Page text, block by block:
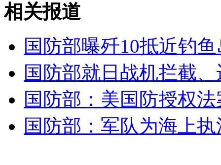
俄媒：俄秘密研制高超音速导弹
山西运城恶犬咬伤多人 警民合力深夜将其击毙
女孩北京地铁殴打老人 痛下狠手拳打脚踢
相关报道
国防部曝歼10抵近钓
国防部就日战机拦截
国防部：美国防授权
国防部：军队为海上